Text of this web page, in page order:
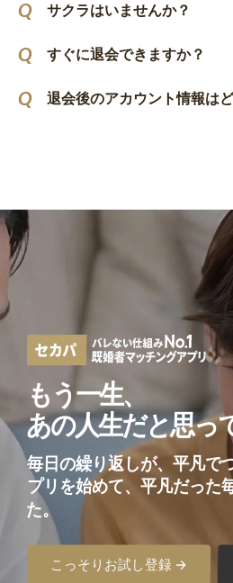
サクラはいませんか？
すぐに退会できますか？
退会後のアカウント情報は
もう一生、
あの人生だと思っ
毎日の繰り返しが、平凡で
プリを始めて、平凡だった
た。
こっそりお試し登録 →